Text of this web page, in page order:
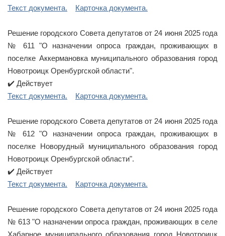
Текст документа.
Карточка документа.
Решение городского Совета депутатов от 24 июня 2025 года
№ 611 "О назначении опроса граждан, проживающих в
поселке Аккермановка муниципального образования город
Новотроицк Оренбургской области".
✔️ Действует
Текст документа.
Карточка документа.
Решение городского Совета депутатов от 24 июня 2025 года
№ 612 "О назначении опроса граждан, проживающих в
поселке Новорудный муниципального образования город
Новотроицк Оренбургской области".
✔️ Действует
Текст документа.
Карточка документа.
Решение городского Совета депутатов от 24 июня 2025 года
№ 613 "О назначении опроса граждан, проживающих в селе
Хабарное муниципального образования город Новотроицк